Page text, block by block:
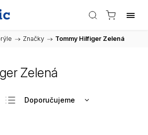
/ Značky / Tommy Hilfiger Zelená
Zelená
Doporučujeme